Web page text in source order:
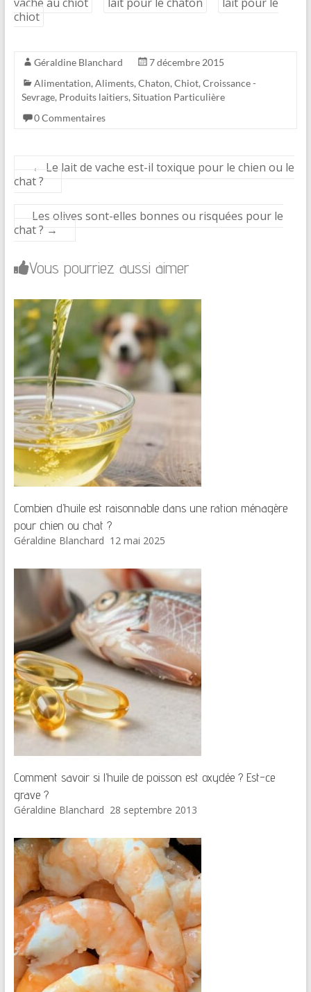
chiot
Géraldine Blanchard
7 décembre 2015
Alimentation, Aliments, Chaton, Chiot, Croissance -
Sevrage, Produits laitiers, Situation Particulière
0 Commentaires
←
Le lait de vache est-il toxique pour le chien ou le
chat ?
Les olives sont-elles bonnes ou risquées pour le
chat ? →
Vous pourriez aussi aimer
Combien d’huile est raisonnable dans une ration ménagère
pour chien ou chat ?
Géraldine Blanchard 12 mai 2025
Comment savoir si l’huile de poisson est oxydée ? Est-ce
grave ?
Géraldine Blanchard 28 septembre 2013